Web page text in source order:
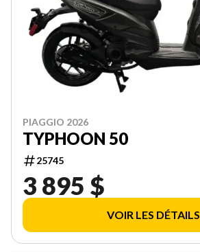
PIAGGIO 2026
TYPHOON 50
25745
3 895 $
VOIR LES DÉTAILS